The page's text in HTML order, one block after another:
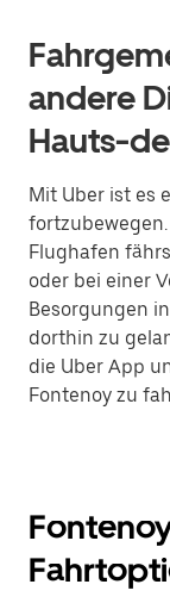
andere
Hauts-
Mit Uber ist es
Flughafen
oder bei einer
Besorgungen
dorthin zu
die Uber App
Fontenoy zu